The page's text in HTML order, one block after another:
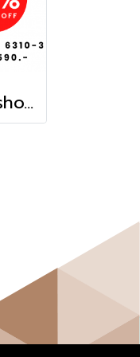
โคมไฟช่อ 6310-3 show